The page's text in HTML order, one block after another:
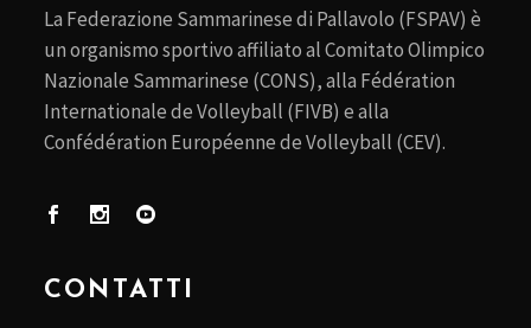
La Federazione Sammarinese di Pallavolo (FSPAV) è
un organismo sportivo affiliato al Comitato Olimpico
Nazionale Sammarinese (CONS), alla Fédération
Internationale de Volleyball (FIVB) e alla
Confédération Européenne de Volleyball (CEV).
CONTATTI